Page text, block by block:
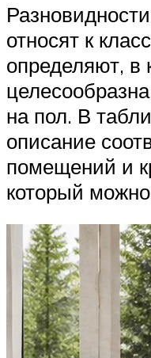
относят к
определяют,
на пол. В
описание
помещений и
который